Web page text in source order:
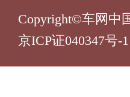
Copyright©车网中
京ICP证040347号-